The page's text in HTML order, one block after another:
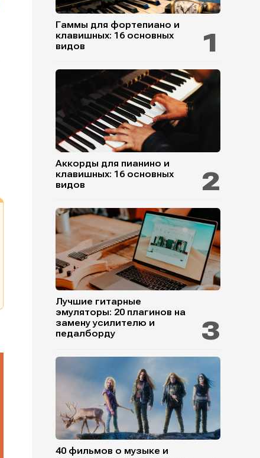
Гаммы для фортепиано и
клавишных: 16 основных
видов
Аккорды для пианино и
клавишных: 16 основных
видов
Лучшие гитарные
эмуляторы: 20 плагинов на
замену усилителю и
педалборду
40 фильмов о музыке и